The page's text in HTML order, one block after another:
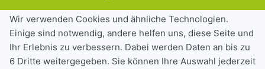
Tickets & Tarife
Deutschlandticket
Schülerkarte
Einzeltickets
Wir verwenden Cookies und ähnliche Technologien.
Einige sind notwendig, andere helfen uns, diese Seite und
Ihr Erlebnis zu verbessern. Dabei werden Daten an bis zu
6 Dritte weitergegeben. Sie können Ihre Auswahl jederzeit